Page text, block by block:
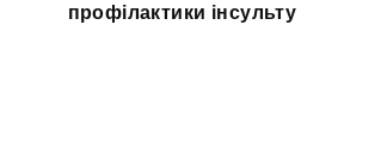
профілактики інсульту